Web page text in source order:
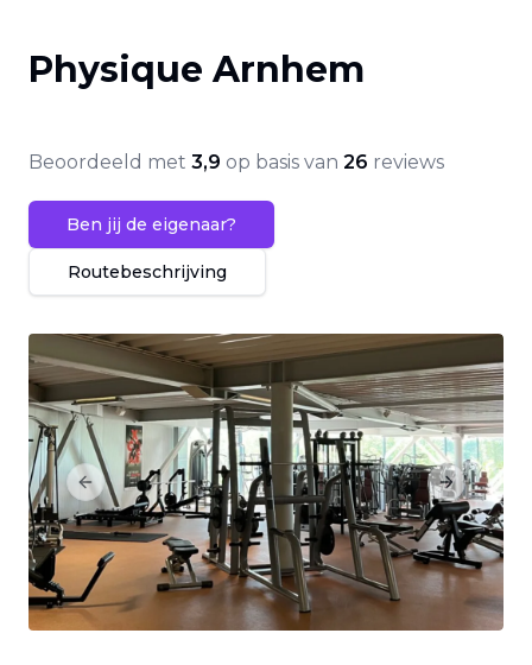
Physique Arnhem
Beoordeeld met 3,9 op basis van 26 reviews
Ben jij de eigenaar?
Routebeschrijving
Previous slide Next slide